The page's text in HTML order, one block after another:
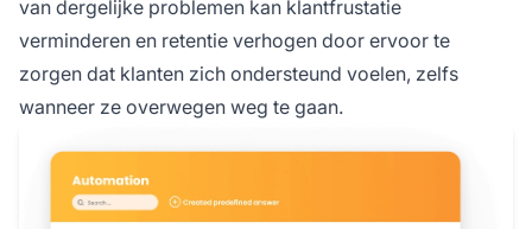
van dergelijke problemen kan klantfrustatie
verminderen en retentie verhogen door ervoor te
zorgen dat klanten zich ondersteund voelen, zelfs
wanneer ze overwegen weg te gaan.